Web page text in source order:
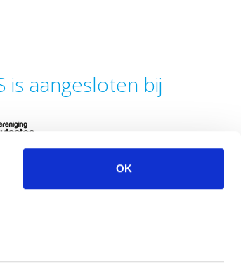
OK
is aangesloten bij